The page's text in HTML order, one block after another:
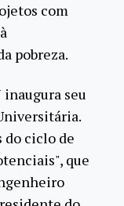
com
pobreza.
inaugura seu
do ciclo de
que